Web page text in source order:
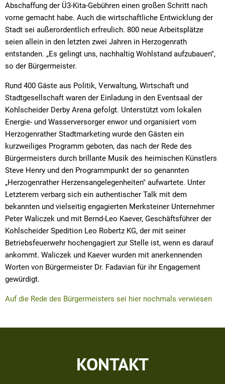
Abschaffung der Ü3-Kita-Gebühren einen großen Schritt nach
vorne gemacht habe. Auch die wirtschaftliche Entwicklung der
Stadt sei außerordentlich erfreulich. 800 neue Arbeitsplätze
seien allein in den letzten zwei Jahren in Herzogenrath
entstanden. „Es gelingt uns, nachhaltig Wohlstand aufzubauen",
so der Bürgermeister.
Rund 400 Gäste aus Politik, Verwaltung, Wirtschaft und
Stadtgesellschaft waren der Einladung in den Eventsaal der
Kohlscheider Derby Arena gefolgt. Unterstützt vom lokalen
Energie- und Wasserversorger enwor und organisiert vom
Herzogenrather Stadtmarketing wurde den Gästen ein
kurzweiliges Programm geboten, das nach der Rede des
Bürgermeisters durch brillante Musik des heimischen Künstlers
Steve Henry und den Programmpunkt der so genannten
„Herzogenrather Herzensangelegenheiten" aufwartete. Unter
Letzterem verbarg sich ein authentischer Talk mit dem
bekannten und vielseitig engagierten Merksteiner Unternehmer
Peter Waliczek und mit Bernd-Leo Kaever, Geschäftsführer der
Kohlscheider Spedition Leo Robertz KG, der mit seiner
Betriebsfeuerwehr hochengagiert zur Stelle ist, wenn es darauf
ankommt. Waliczek und Kaever wurden mit anerkennenden
Worten von Bürgermeister Dr. Fadavian für ihr Engagement
gewürdigt.
Auf die Rede des Bürgermeisters sei hier nochmals verwiesen
KONTAKT